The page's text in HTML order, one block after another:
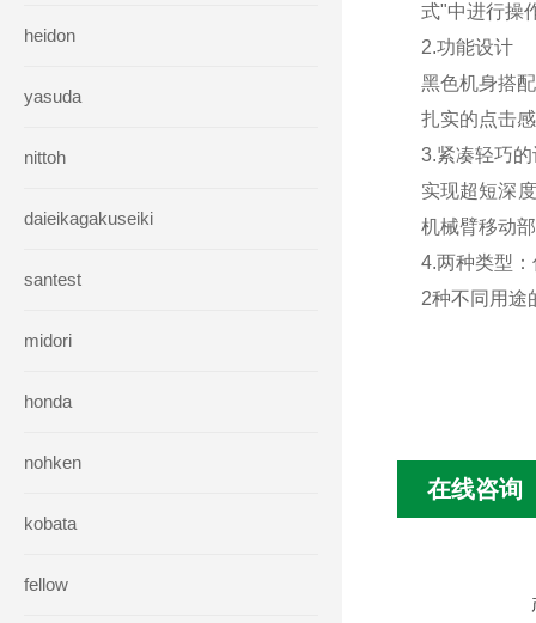
heidon
yasuda
nittoh
daieikagakuseiki
santest
midori
honda
nohken
kobata
fellow
式"中进行操
2.功能设计
黑色机身搭
扎实的点击
3.紧凑轻巧的
实现超短深
机械臂移动
4.两种类型
2种不同用途
在线咨询